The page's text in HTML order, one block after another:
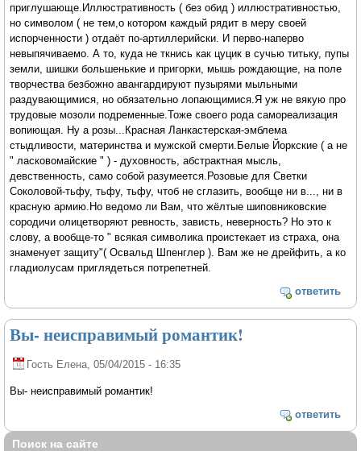
приглушающе.Иллюстративность ( без обид ) иллюстративностью,
но символом ( не тем,о котором каждый рядит в меру своей
испорченности ) отдаёт по-артиллерийски. И перво-наперво
невыпячиваемо. А то, куда не ткнись как цуцик в сучью титьку, пупы
земли, шишки большенькие и пригорки, мышь рождающие, на поле
творчества безбожно авангардируют пузырями мыльными
раздувающимися, но обязательно лопающимися.Я уж не вякую про
трудовые мозоли подременные.Тоже своего рода самореализация
вопиющая. Ну а розы...Красная Ланкастерская-эмблема
стыдливости, материнства и мужской смерти.Белые Йоркские ( а не
" ласковомайские " ) - духовность, абстрактная мысль,
девственность, само собой разумеется.Розовые для Светки
Соколовой-тьфу, тьфу, тьфу, чтоб не сглазить, вообще ни в..., ни в
красную армию.Но ведомо ли Вам, что жёлтые шиповниковские
сородичи олицетворяют ревность, зависть, неверность? Но это к
слову, а вообще-то " всякая символика проистекает из страха, она
знаменует защиту"( Освальд Шпенглер ). Вам же не дрейфить, а ко
гладиолусам приглядеться потрепетней.
ответить
Вы- неисправимый романтик!
Гость Елена, 05/04/2015 - 16:35
Вы- неисправимый романтик!
ответить
Поиск на сайте